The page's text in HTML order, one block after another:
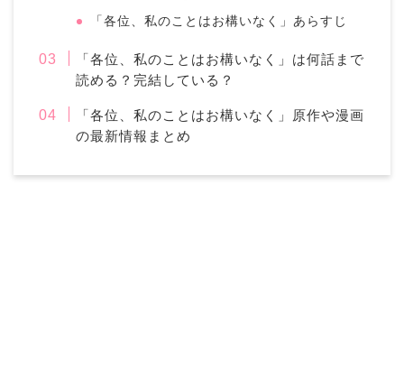
「各位、私のことはお構いなく」あらすじ
「各位、私のことはお構いなく」は何話まで
読める？完結している？
「各位、私のことはお構いなく」原作や漫画
の最新情報まとめ